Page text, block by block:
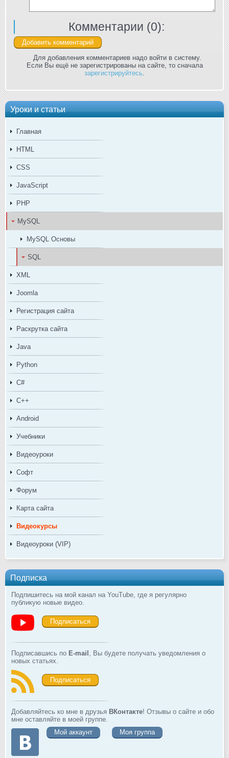
Уроки и статьи
Главная
HTML
CSS
JavaScript
PHP
MySQL
MySQL Основы
SQL
XML
Joomla
Регистрация сайта
Раскрутка сайта
Java
Python
C#
C++
Android
Учебники
Видеоуроки
Софт
Форум
Карта сайта
Видеокурсы
Видеоуроки (VIP)
Подписка
Подпишитесь на мой канал на YouTube, где я регулярно
публикую новые видео.
Подписаться
Подписавшись по E-mail , Вы будете получать уведомления о
новых статьях.
Подписаться
Добавляйтесь ко мне в друзья ВКонтакте! Отзывы о сайте и обо
мне оставляйте в моей группе.
Мой аккаунт
Моя группа
Комментарии (0):
Для добавления комментариев надо войти в систему.
Если Вы ещё не зарегистрированы на сайте, то сначала
зарегистрируйтесь.